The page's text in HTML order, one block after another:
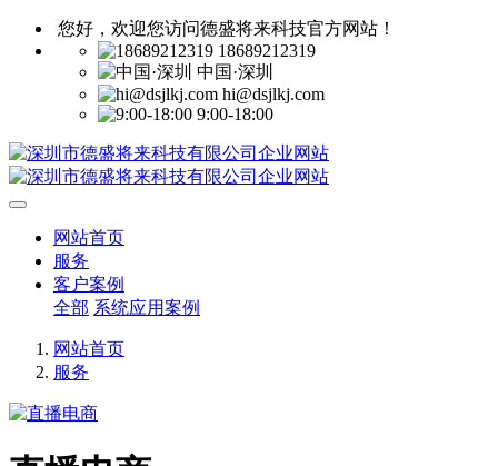
您好，欢迎您访问德盛将来科技官方网站！
18689212319
中国·深圳
hi@dsjlkj.com
9:00-18:00
网站首页
服务
客户案例
全部 系统应用案例
网站首页
服务